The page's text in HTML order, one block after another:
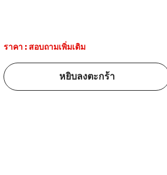
แพทย์
ระบบบาร์โค้ดในด้านการ
ราคา : สอบถามเพิ่มเติม
หยิบลงตะกร้า